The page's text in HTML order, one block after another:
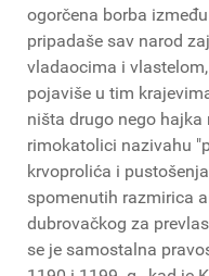
ogorčena borba
pripadaše sav narod
vladaocima i
pojaviše u tim
ništa drugo nego
rimokatolici nazivahu
krvoprolića i
spomenutih razmirica
dubrovačkog za
se je samostalna